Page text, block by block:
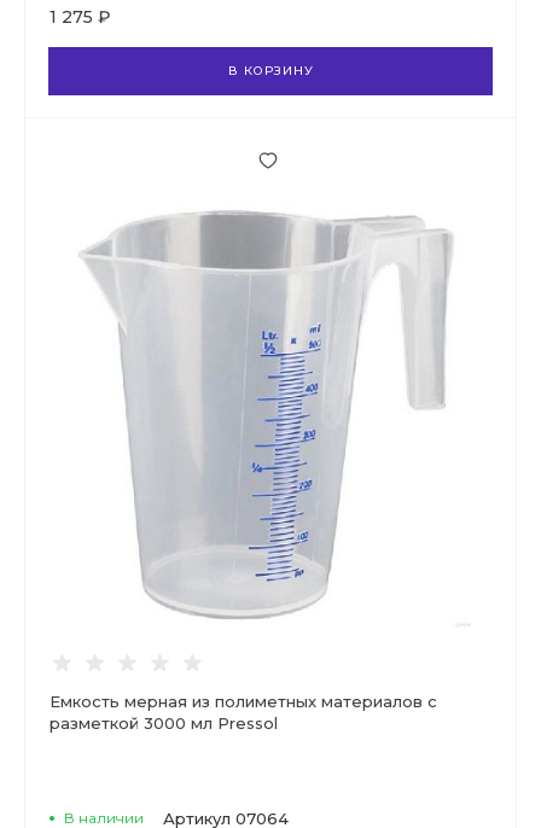
1 275 ₽
В КОРЗИНУ
Емкость мерная из полиметных материалов с
разметкой 3000 мл Pressol
В наличии Артикул 07064